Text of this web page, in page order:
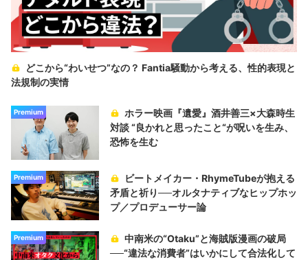
どこから“わいせつ”なの？ Fantia騒動から考える、性的表現と
法規制の実情
Premium
ホラー映画『遺愛』酒井善三×大森時生
対談 “良かれと思ったこと“が呪いを生み、
恐怖を生む
Premium
ビートメイカー・RhymeTubeが抱える
矛盾と祈り──オルタナティブなヒップホッ
プ／プロデューサー論
Premium
中南米の“Otaku”と海賊版漫画の破局
──“違法な消費者”はいかにして合法化して